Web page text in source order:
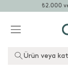
₺2.000
Ürün veya